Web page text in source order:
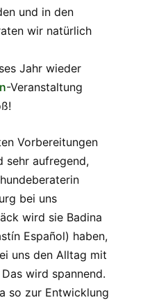
und in den
wir natürlich
Jahr wieder
-Veranstaltung
Vorbereitungen
sehr aufregend,
bei uns
wird sie Badina
Español) haben,
uns den Alltag mit
wird spannend.
so zur Entwicklung